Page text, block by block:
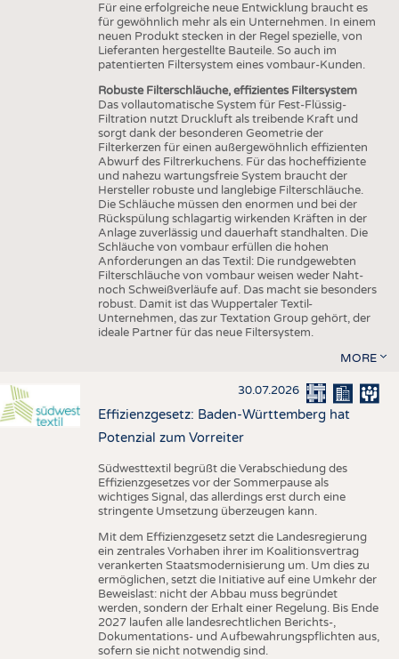
Für eine erfolgreiche neue Entwicklung braucht es
für gewöhnlich mehr als ein Unternehmen. In einem
neuen Produkt stecken in der Regel spezielle, von
Lieferanten hergestellte Bauteile. So auch im
patentierten Filtersystem eines vombaur-Kunden.
Robuste Filterschläuche, effizientes Filtersystem
Das vollautomatische System für Fest-Flüssig-
Filtration nutzt Druckluft als treibende Kraft und
sorgt dank der besonderen Geometrie der
Filterkerzen für einen außergewöhnlich effizienten
Abwurf des Filtrerkuchens. Für das hocheffiziente
und nahezu wartungsfreie System braucht der
Hersteller robuste und langlebige Filterschläuche.
Die Schläuche müssen den enormen und bei der
Rückspülung schlagartig wirkenden Kräften in der
Anlage zuverlässig und dauerhaft standhalten. Die
Schläuche von vombaur erfüllen die hohen
Anforderungen an das Textil: Die rundgewebten
Filterschläuche von vombaur weisen weder Naht-
noch Schweißverläufe auf. Das macht sie besonders
robust. Damit ist das Wuppertaler Textil-
Unternehmen, das zur Textation Group gehört, der
ideale Partner für das neue Filtersystem.
MORE
30.07.2026
Effizienzgesetz: Baden-Württemberg hat
Potenzial zum Vorreiter
Südwesttextil begrüßt die Verabschiedung des
Effizienzgesetzes vor der Sommerpause als
wichtiges Signal, das allerdings erst durch eine
stringente Umsetzung überzeugen kann.
Mit dem Effizienzgesetz setzt die Landesregierung
ein zentrales Vorhaben ihrer im Koalitionsvertrag
verankerten Staatsmodernisierung um. Um dies zu
ermöglichen, setzt die Initiative auf eine Umkehr der
Beweislast: nicht der Abbau muss begründet
werden, sondern der Erhalt einer Regelung. Bis Ende
2027 laufen alle landesrechtlichen Berichts-,
Dokumentations- und Aufbewahrungspflichten aus,
sofern sie nicht notwendig sind.